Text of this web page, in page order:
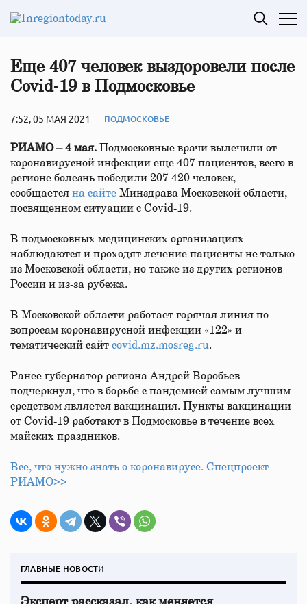
Еще 407 человек выздоровели после
Covid‑19 в Подмосковье
7:52, 05 МАЯ 2021 ПОДМОСКОВЬЕ
РИАМО – 4 мая.
Подмосковные врачи вылечили от
коронавирусной инфекции еще 407 пациентов, всего в
регионе болезнь победили 207 420 человек,
сообщается на сайте Минздрава Московской области,
посвященном ситуации с Covid-19.
В подмосковных медицинских организациях
наблюдаются и проходят лечение пациенты не только
из Московской области, но также из других регионов
России и из-за рубежа.
В Московской области работает горячая линия по
вопросам коронавирусной инфекции «122» и
тематический сайт covid.mz.mosreg.ru.
Ранее губернатор региона Андрей Воробьев
подчеркнул, что в борьбе с пандемией самым лучшим
средством является вакцинация. Пункты вакцинации
от Covid-19 работают в Подмосковье в течение всех
майских праздников.
Все, что нужно знать о коронавирусе. Спецпроект
РИАМО>>
ГЛАВНЫЕ НОВОСТИ